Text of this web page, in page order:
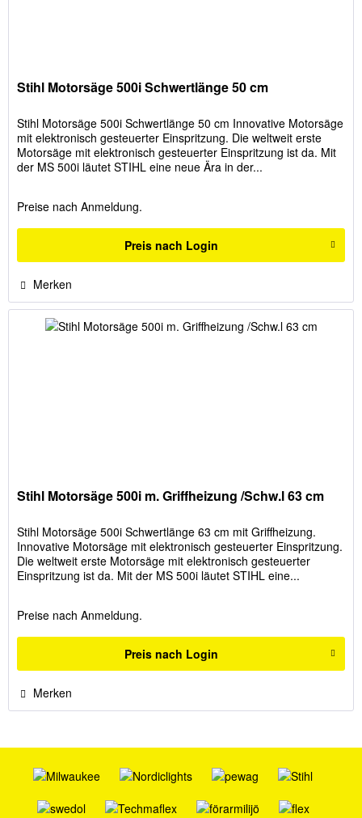
Stihl Motorsäge 500i Schwertlänge 50 cm
Stihl Motorsäge 500i Schwertlänge 50 cm Innovative Motorsäge
mit elektronisch gesteuerter Einspritzung. Die weltweit erste
Motorsäge mit elektronisch gesteuerter Einspritzung ist da. Mit
der MS 500i läutet STIHL eine neue Ära in der...
Preise nach Anmeldung.
Preis nach Login
Merken
Stihl Motorsäge 500i m. Griffheizung /Schw.l 63 cm
Stihl Motorsäge 500i Schwertlänge 63 cm mit Griffheizung.
Innovative Motorsäge mit elektronisch gesteuerter Einspritzung.
Die weltweit erste Motorsäge mit elektronisch gesteuerter
Einspritzung ist da. Mit der MS 500i läutet STIHL eine...
Preise nach Anmeldung.
Preis nach Login
Merken